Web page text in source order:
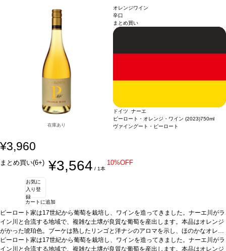
後味の余韻は長く、ミネラル感が全体を支え、スパイスとみずみずしい果実のニュ
アンスが楽しめる。葡萄品種
89% カベルネ・ソーヴィニヨン、10% メルロー、
1% カベルネ・フラン
在庫あり
オレンジワイン
辛口
まとめ買い
ドイツ ナーエ
ピーロート・オレンジ・ワイン (2023)750ml
ヴァイングート・ピーロート
¥3,960
まとめ買い(6+) ¥3,564 / 1本
10%OFF
お気に
入り登
録
カートに追加
ピーロート家は17世紀から葡萄を栽培し、ワインを造ってきました。ナーエ川がラ
イン川と合流する地域で、複雑な土壌が良質な葡萄を産出します。本品はオレンジ
がかった琥珀色。ブーケは熟したリンゴと洋ナシのアロマを示し、ほのかなオレン
ジピールが支えています。フルーティーなアロマに、エレガントなタンニンの含み
が加わり、味わいを引き立てます。フルボディで複雑。テイスティングノートノ
ピーロート家は17世紀から葡萄を栽培し、ワインを造ってきました。ナーエ川がラ
イン川と合流する地域で、複雑な土壌が良質な葡萄を産出します。本品はオレンジ